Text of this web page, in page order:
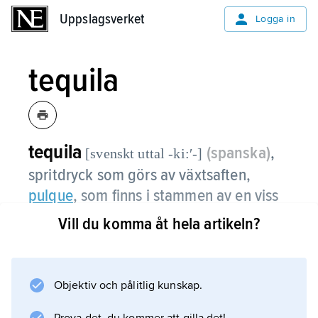
Uppslagsverket Logga in
tequila
tequila [svenskt uttal -ki:ʹ-] (spanska),
spritdryck som görs av växtsaften,
pulque, som finns i stammen av en viss
agaveart.
Tequila samt i grannområdena Guanajuato,
Vill du komma åt hela artikeln?
Objektiv och pålitlig kunskap.